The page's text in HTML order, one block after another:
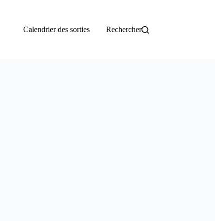
Calendrier des sorties Rechercher